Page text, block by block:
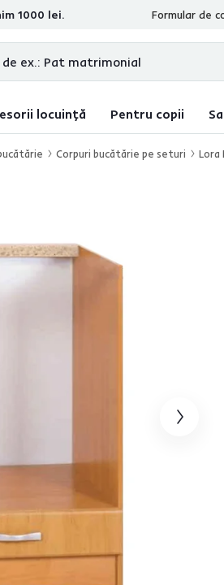
1000 lei. Formular de
locuință Pentru copii
Corpuri bucătărie pe seturi Lora